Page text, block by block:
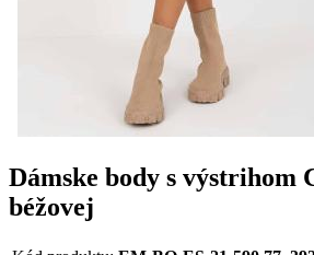
Dámske body s výstrihom
béžovej